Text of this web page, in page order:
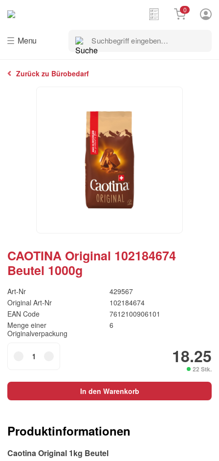
Menu
Suchbegriff
eingeben…
0
Zurück zu Bürobedarf
CAOTINA Original 102184674
Beutel 1000g
Art-Nr
429567
Original Art-Nr
102184674
EAN Code
7612100906101
Menge einer
Originalverpackung
6
18.25
22 Stk.
Original
Beutel
1000g
In den Warenkorb
Produktinformationen
Caotina Original 1kg Beutel